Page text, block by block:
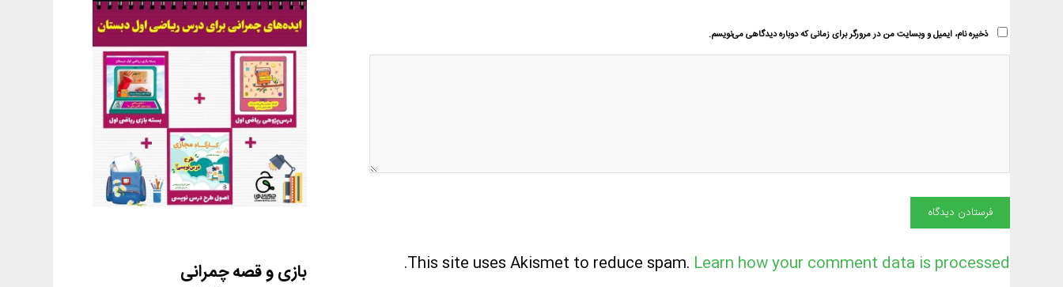
ذخیره نام، ایمیل و وبسایت من در مرورگر برای زمانی که دوباره دیدگاهی می‌نویسم.
This site uses Akismet to reduce spam. Learn how your comment data is processed
. بازی و قصه چمرانی